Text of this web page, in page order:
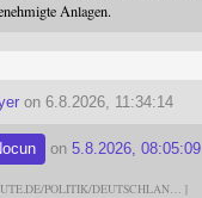
Anlagen.
on 6.8.2026, 11:34:14
on 5.8.2026, 08:05:09
POLITIK/DEUTSCHLAN